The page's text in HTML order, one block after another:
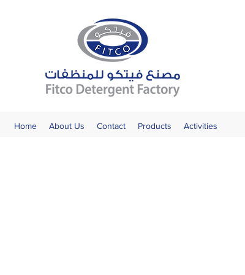
Home About Us Contact Products Activities